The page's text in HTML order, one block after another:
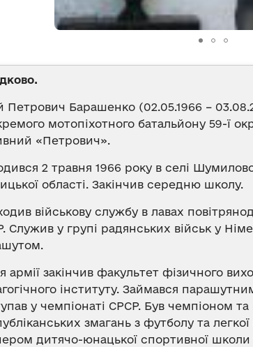
Петрович Барашенко (02.05.1966 –
мотопіхотного батальйону 59-ї
«Петрович».
2 травня 1966 року в селі
області. Закінчив середню школу.
військову службу в лавах
Служив у групі радянських військ у
армії закінчив факультет фізичного
інституту. Займався
у чемпіонаті СРСР. Був чемпіоном
змагань з футболу та
дитячо-юнацької спортивної школи